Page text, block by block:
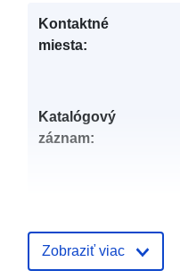
Kontaktné
miesta:
Katalógový
záznam:
uriRef:
Zobraziť viac